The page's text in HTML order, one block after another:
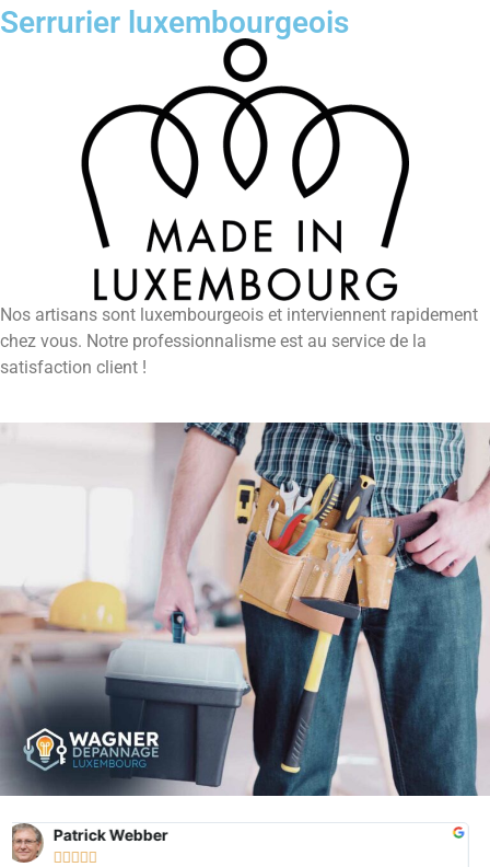
Serrurier luxembourgeois
Nos artisans sont luxembourgeois et interviennent rapidement
chez vous. Notre professionnalisme est au service de la
satisfaction client !
Nathan Mercier
   